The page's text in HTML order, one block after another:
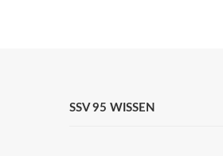
SSV 95 WISSEN